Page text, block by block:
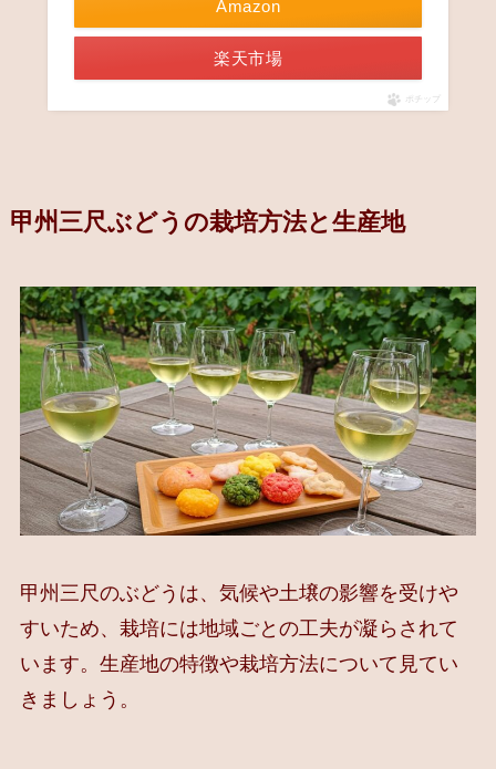
Amazon
楽天市場
ポチップ
甲州三尺ぶどうの栽培方法と生産地
甲州三尺のぶどうは、気候や土壌の影響を受けや
すいため、栽培には地域ごとの工夫が凝らされて
います。生産地の特徴や栽培方法について見てい
きましょう。